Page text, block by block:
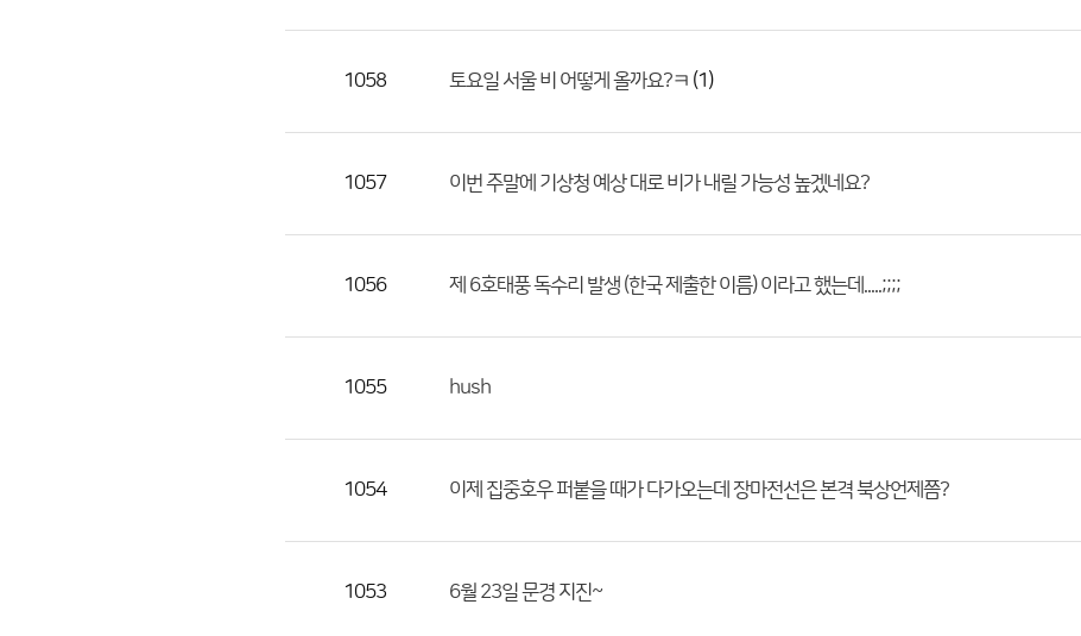
로
제
성
1058 토요일 서울 비 어떻게 올까요?ㅋ (1)
1057 이번 주말에 기상청 예상 대로 비가 내릴 가능성 높겠네요?
1056 제 6호태풍 독수리 발생 (한국 제출한 이름) 이라고 했는데.....;;;;
1055 hush
1054 이제 집중호우 퍼붙을 때가 다가오는데 장마전선은 본격 북상언제쯤?
1053 6월 23일 문경 지진~